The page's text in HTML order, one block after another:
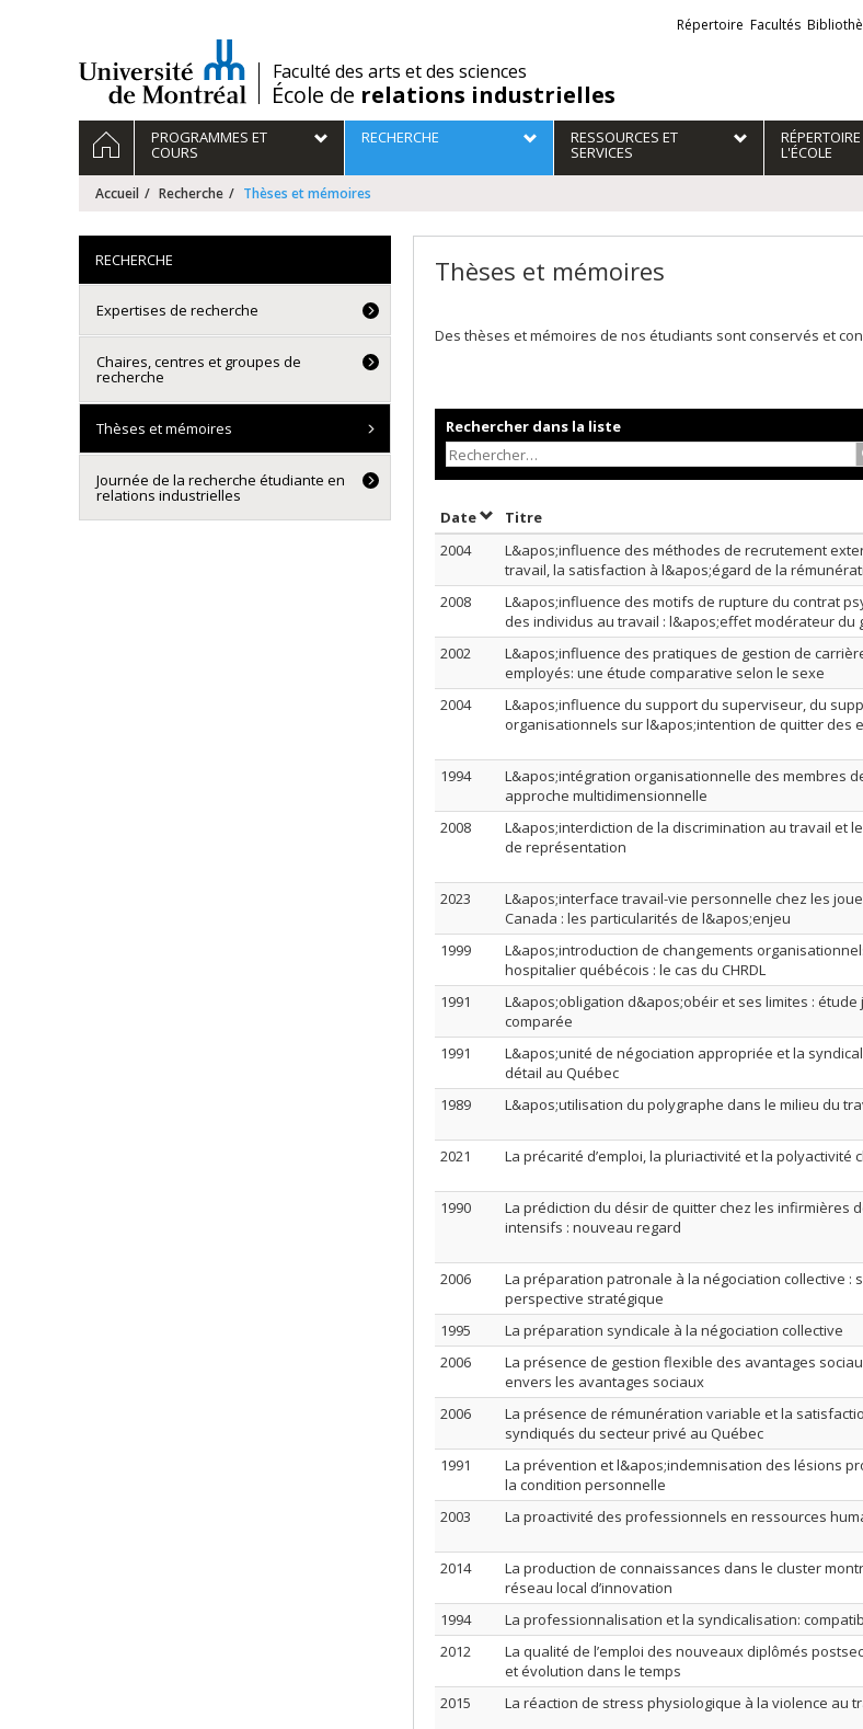
/Faculté des arts et des sciences
École de relations industrielles
Liens
externes
Répertoire Facultés
Navigation
principale
ACCUEILPROGRAMMES ET
COURS
RECHERCHE RESSOURCES ET
SERVICES L'ÉCOLE
Accueil Recherche Thèses et mémoires
Thèses et mémoires
Des thèses et mémoires de nos étudiants sont conservés et
Rechercher dans la liste
DateTrier par date en ordre croissant
Titre
2004
L&apos;influence des méthodes de recrutement
travail, la satisfaction à l&apos;égard de la
2008
L&apos;influence des motifs de rupture du contrat
des individus au travail : l&apos;effet modérateur du
2002
L&apos;influence des pratiques de gestion de
employés: une étude comparative selon le sexe
2004
L&apos;influence du support du superviseur, du
organisationnels sur l&apos;intention de quitter des
1994
L&apos;intégration organisationnelle des membres
approche multidimensionnelle
2008
L&apos;interdiction de la discrimination au travail et
de représentation
2023
L&apos;interface travail-vie personnelle chez les
Canada : les particularités de l&apos;enjeu
1999
L&apos;introduction de changements
hospitalier québécois : le cas du CHRDL
1991
L&apos;obligation d&apos;obéir et ses limites :
comparée
1991
L&apos;unité de négociation appropriée et la
détail au Québec
1989 L&apos;utilisation du polygraphe dans le milieu du
2021
La précarité d’emploi, la pluriactivité et la polyactivité
1990
La prédiction du désir de quitter chez les infirmières
intensifs : nouveau regard
2006
La préparation patronale à la négociation collective :
perspective stratégique
1995 La préparation syndicale à la négociation collective
2006
La présence de gestion flexible des avantages
envers les avantages sociaux
2006
La présence de rémunération variable et la
syndiqués du secteur privé au Québec
1991
La prévention et l&apos;indemnisation des lésions
la condition personnelle
2003
La proactivité des professionnels en ressources
2014
La production de connaissances dans le cluster
réseau local d’innovation
1994 La professionnalisation et la syndicalisation:
2012
La qualité de l’emploi des nouveaux diplômés
et évolution dans le temps
2015 La réaction de stress physiologique à la violence au
RECHERCHE
Expertises de recherche
Chaires, centres et groupes de
recherche
Thèses et mémoires
Journée de la recherche étudiante en
relations industrielles